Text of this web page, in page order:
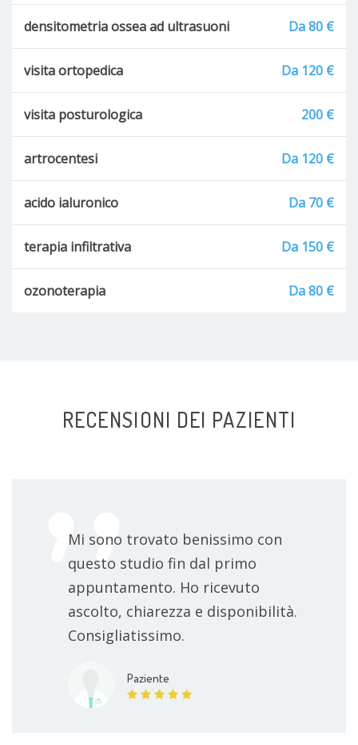
densitometria ossea ad ultrasuoni Da 80 €
visita ortopedica Da 120 €
visita posturologica 200 €
artrocentesi Da 120 €
acido ialuronico Da 70 €
terapia infiltrativa Da 150 €
ozonoterapia Da 80 €
RECENSIONI DEI PAZIENTI
Mi sono trovato benissimo con
questo studio fin dal primo
appuntamento. Ho ricevuto
ascolto, chiarezza e disponibilità.
Consigliatissimo.
Paziente